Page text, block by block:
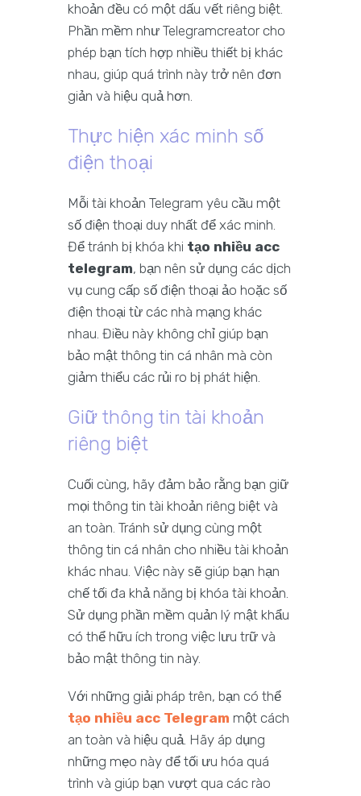
khoản đều có một dấu vết riêng biệt.
Phần mềm như Telegramcreator cho
phép bạn tích hợp nhiều thiết bị khác
nhau, giúp quá trình này trở nên đơn
giản và hiệu quả hơn.
Thực hiện xác minh số
điện thoại
Mỗi tài khoản Telegram yêu cầu một
số điện thoại duy nhất để xác minh.
Để tránh bị khóa khi tạo nhiều acc
telegram, bạn nên sử dụng các dịch
vụ cung cấp số điện thoại ảo hoặc số
điện thoại từ các nhà mạng khác
nhau. Điều này không chỉ giúp bạn
bảo mật thông tin cá nhân mà còn
giảm thiểu các rủi ro bị phát hiện.
Giữ thông tin tài khoản
riêng biệt
Cuối cùng, hãy đảm bảo rằng bạn giữ
mọi thông tin tài khoản riêng biệt và
an toàn. Tránh sử dụng cùng một
thông tin cá nhân cho nhiều tài khoản
khác nhau. Việc này sẽ giúp bạn hạn
chế tối đa khả năng bị khóa tài khoản.
Sử dụng phần mềm quản lý mật khẩu
có thể hữu ích trong việc lưu trữ và
bảo mật thông tin này.
Với những giải pháp trên, bạn có thể
tạo nhiều acc Telegram một cách
an toàn và hiệu quả. Hãy áp dụng
những mẹo này để tối ưu hóa quá
trình và giúp bạn vượt qua các rào